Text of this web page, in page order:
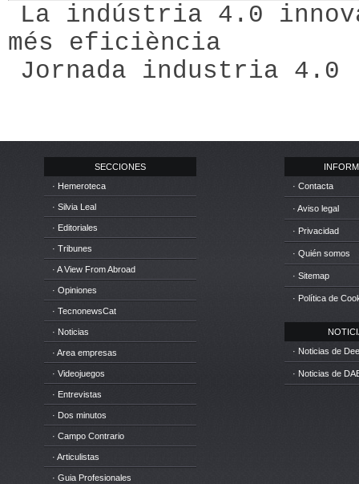
La indústria 4.0
més eficiència
Jornada industria 4.0
SECCIONES
· Hemeroteca
· Silvia Leal
· Editoriales
· Tribunes
· A View From Abroad
· Opiniones
· TecnonewsCat
· Noticias
· Area empresas
· Videojuegos
· Entrevistas
· Dos minutos
· Campo Contrario
· Articulistas
· Guia Profesionales
· Contacta
· Aviso legal
· Privacidad
· Quién somos
· Sitemap
· Política de
· Noticias de
· Noticias de